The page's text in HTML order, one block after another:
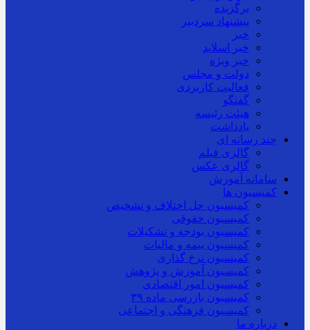
برگزیده
پیشنهاد سردبیر
خبر
خبر اسلايد
خبر ویژه
دولت و مجلس
فعالیت کاربردی
گفتگو
هیئت رئیسه
یادداشت
چند رسانه ای
گالری فیلم
گالری عکس
سامانه آموزش
کمیسیون ها
کمیسیون حل اختلاف و تشخیص
کمیسیون حقوقی
کمیسیون بودجه و تشکیلات
کمیسیون بیمه و مالیات
کمیسیون نرخ گذاری
کمیسیون آموزش و پژوهش
کمیسیون امور اقتصادی
کمیسیون بازرسی ماده ۳۹
کمیسیون فرهنگی و اجتماعی
درباره ما